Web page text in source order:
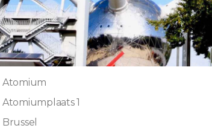
Atomium
Atomiumplaats 1
Brussel